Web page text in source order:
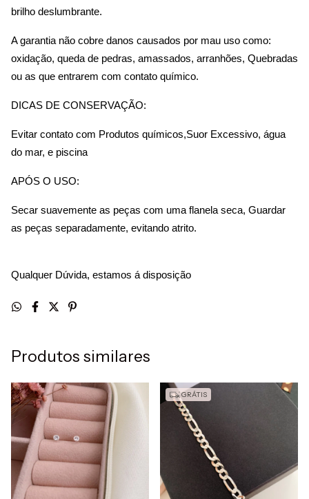
brilho deslumbrante.
A garantia não cobre danos causados por mau uso como:
oxidação, queda de pedras, amassados, arranhões, Quebradas
ou as que entrarem com contato químico.
DICAS DE CONSERVAÇÃO:
Evitar contato com Produtos químicos,Suor Excessivo, água
do mar, e piscina
APÓS O USO:
Secar suavemente as peças com uma flanela seca, Guardar
as peças separadamente, evitando atrito.
Qualquer Dúvida, estamos á disposição
Produtos similares
GRÁTIS